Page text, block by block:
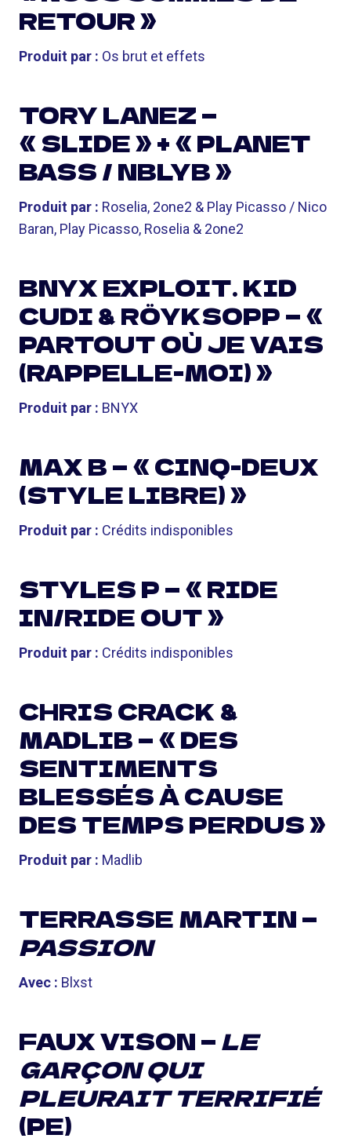
RETOUR »
Produit par : Os brut et effets
TORY LANEZ —
« SLIDE » + « PLANET
BASS / NBLYB »
Produit par : Roselia, 2one2 & Play Picasso / Nico
Baran, Play Picasso, Roselia & 2one2
BNYX EXPLOIT. KID
CUDI & RÖYKSOPP — «
PARTOUT OÙ JE VAIS
(RAPPELLE-MOI) »
Produit par : BNYX
MAX B — « CINQ-DEUX
(STYLE LIBRE) »
Produit par : Crédits indisponibles
STYLES P — « RIDE
IN/RIDE OUT »
Produit par : Crédits indisponibles
CHRIS CRACK &
MADLIB — « DES
SENTIMENTS
BLESSÉS À CAUSE
DES TEMPS PERDUS »
Produit par : Madlib
TERRASSE MARTIN —
PASSION
Avec : Blxst
FAUX VISON — LE
GARÇON QUI
PLEURAIT TERRIFIÉ
(PE)